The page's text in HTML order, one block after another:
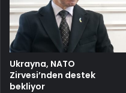
Ukrayna, NATO
Zirvesi’nden destek
bekliyor